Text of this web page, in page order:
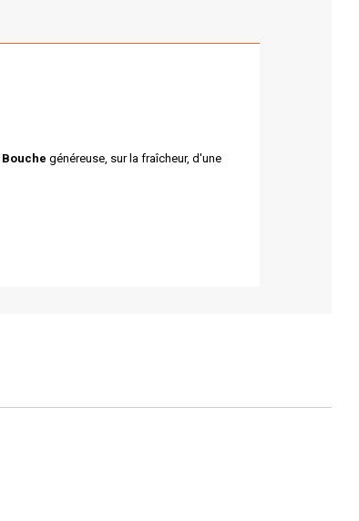
Bouche généreuse, sur la fraîcheur, d'une